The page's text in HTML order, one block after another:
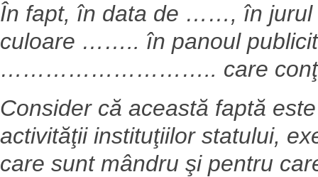
În fapt, în data de ……, în
culoare …….. în panoul
……………………….. care
Consider că această faptă
activităţii instituţiilor statului,
care sunt mândru şi pentru